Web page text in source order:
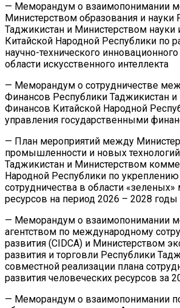
— Меморандум о взаимопонимании
Министерством образования и науки
Таджикистан и Министерством науки
Китайской Народной Республики по
научно-технического
области искусственного интеллекта
— Меморандум о сотрудничестве
Финансов Республики Таджикистан
Финансов Китайской Народной
управления государственными
— План мероприятий между
промышленности и новых
Таджикистан и Министерством
Народной Республики по
сотрудничества в области
ресурсов на период 2026 – 2028 годы
— Меморандум о взаимопонимании
агентством по международному
развития (CIDCA) и Министерством
развития и торговли Республики
совместной реализации плана
развития человеческих ресурсов за
— Меморандум о взаимопонимании